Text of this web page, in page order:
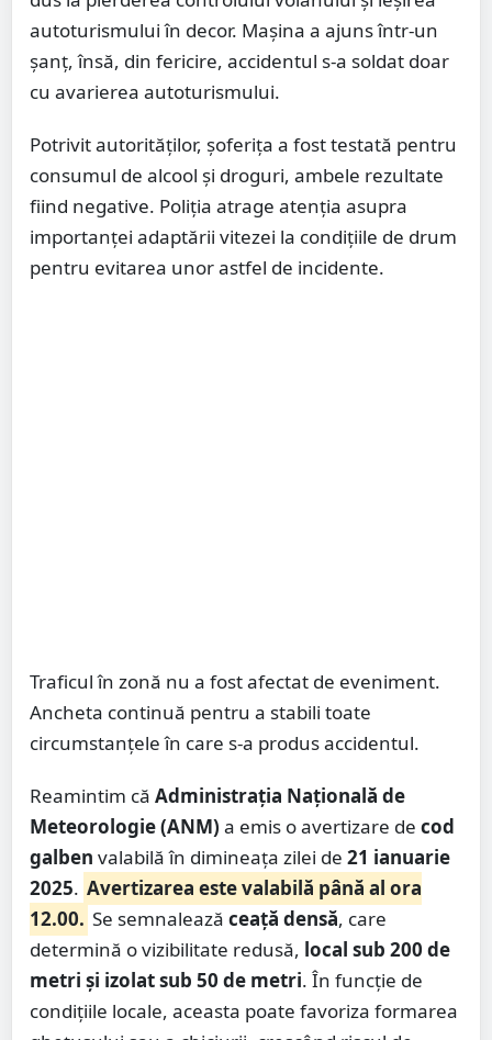
autoturismului în decor. Mașina a ajuns într-un
șanț, însă, din fericire, accidentul s-a soldat doar
cu avarierea autoturismului.
Potrivit autorităților, șoferița a fost testată pentru
consumul de alcool și droguri, ambele rezultate
fiind negative. Poliția atrage atenția asupra
importanței adaptării vitezei la condițiile de drum
pentru evitarea unor astfel de incidente.
Traficul în zonă nu a fost afectat de eveniment.
Ancheta continuă pentru a stabili toate
circumstanțele în care s-a produs accidentul.
Reamintim că Administrația Națională de
Meteorologie (ANM) a emis o avertizare de cod
galben valabilă în dimineața zilei de 21 ianuarie
2025. Avertizarea este valabilă până al ora
12.00. Se semnaleazăceață densă, care
determină o vizibilitate redusă, local sub 200 de
metri și izolat sub 50 de metri. În funcție de
condițiile locale, aceasta poate favoriza formarea